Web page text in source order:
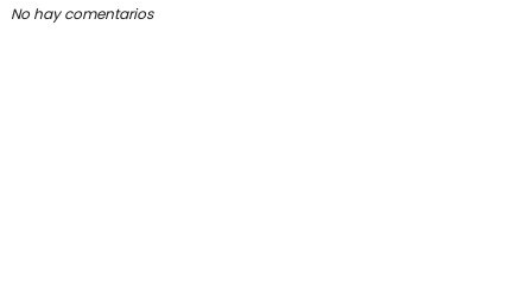
No hay comentarios